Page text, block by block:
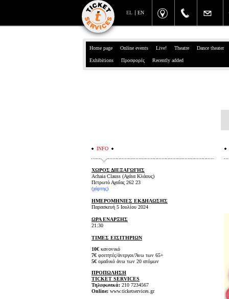
EN
EL
Home page Online events Live! Theatre Dance theater
Exhibitions Προσφορές Recently added
INFO
ΧΩΡΟΣ ΔΙΕΞΑΓΩΓΗΣ
Achaia Clauss (Αχάια Κλάους)
Πετρωτό Αχαΐας 262 23
(χάρτης)
ΗΜΕΡΟΜΗΝΙΕΣ ΕΚΔΗΛΩΣΗΣ
Παρασκευή 5 Ιουλίου 2024
ΩΡΑ ΕΝΑΡΞΗΣ
21:30
ΤΙΜΕΣ ΕΙΣΙΤΗΡΙΩΝ
10€ κανονικό
7€ φοιτητές/άνεργοι/Άνω των 65+
5€ ομαδικό άνω των 20 ατόμων
ΠΡΟΠΩΛΗΣΗ
TICKET SERVICES
Τηλεφωνικά: 210 7234567
Online: www.ticketservices.gr